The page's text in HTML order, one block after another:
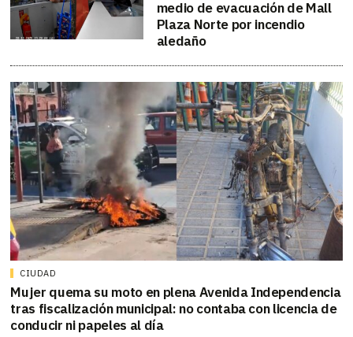
medio de evacuación de Mall
Plaza Norte por incendio
aledaño
CIUDAD
Mujer quema su moto en plena Avenida Independencia
tras fiscalización municipal: no contaba con licencia de
conducir ni papeles al día